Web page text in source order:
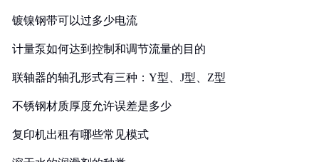
镀镍钢带可以过多少电流
计量泵如何达到控制和调节流量的目的
联轴器的轴孔形式有三种：Y型、J型、Z型
不锈钢材质厚度允许误差是多少
复印机出租有哪些常见模式